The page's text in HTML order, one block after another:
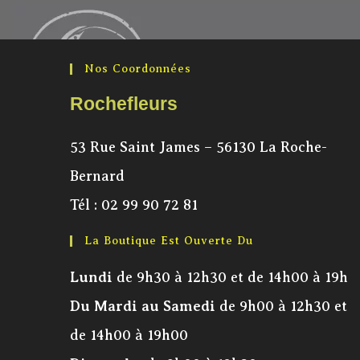
Nos Coordonnées
Rochefleurs
53 Rue Saint James – 56130 La Roche-
Bernard
Tél : 02 99 90 72 81
La Boutique Est Ouverte Du
Lundi de 9h30 à 12h30 et de 14h00 à 19h
Du Mardi au Samedi de 9h00 à 12h30 et
de 14h00 à 19h00